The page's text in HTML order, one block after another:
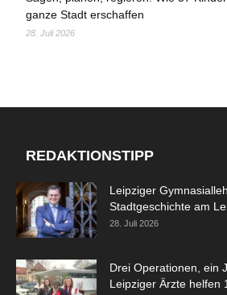
ganze Stadt erschaffen
28. Juli 2026
REDAKTIONSTIPP
Leipziger
Stadtgeschichte am
28. Juli 2026
Drei Operationen, ein
Leipziger Ärzte helfen